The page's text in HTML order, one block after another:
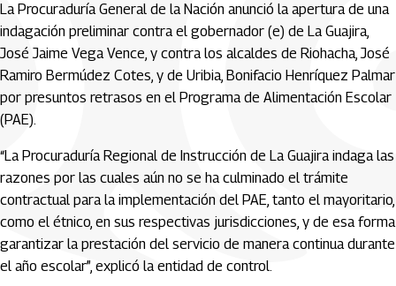
La Procuraduría General de la Nación anunció la apertura de una
indagación preliminar contra el gobernador (e) de La Guajira,
José Jaime Vega Vence, y contra los alcaldes de Riohacha, José
Ramiro Bermúdez Cotes, y de Uribia, Bonifacio Henríquez Palmar
por presuntos retrasos en el Programa de Alimentación Escolar
(PAE).
“La Procuraduría Regional de Instrucción de La Guajira indaga las
razones por las cuales aún no se ha culminado el trámite
contractual para la implementación del PAE, tanto el mayoritario,
como el étnico, en sus respectivas jurisdicciones, y de esa forma
garantizar la prestación del servicio de manera continua durante
el año escolar”, explicó la entidad de control.